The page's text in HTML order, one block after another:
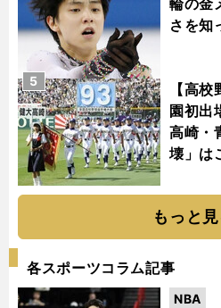
輪の金
さを知
【高
園初出
高崎・
壊」は
5
もっと
各スポーツコラム記事
NBA